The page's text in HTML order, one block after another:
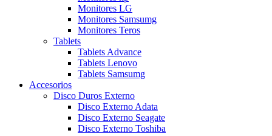
Monitores LG
Monitores Samsumg
Monitores Teros
Tablets
Tablets Advance
Tablets Lenovo
Tablets Samsumg
Accesorios
Disco Duros Externo
Disco Externo Adata
Disco Externo Seagate
Disco Externo Toshiba